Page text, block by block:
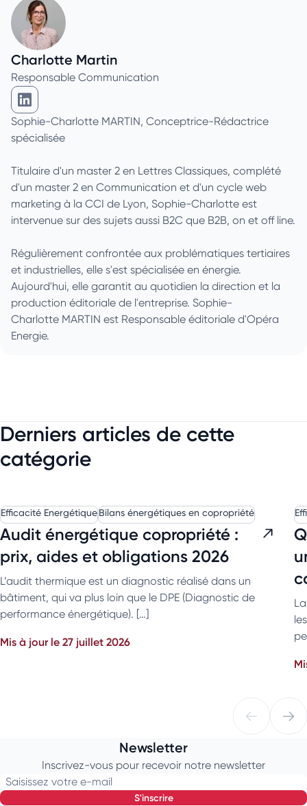
Charlotte Martin
Responsable Communication
Charlotte Martin sur Linkedin
Sophie-Charlotte MARTIN, Conceptrice-Rédactrice
spécialisée
Titulaire d'un master 2 en Lettres Classiques, complété
d'un master 2 en Communication et d'un cycle web
marketing à la CCI de Lyon, Sophie-Charlotte est
intervenue sur des sujets aussi B2C que B2B, on et off line.
Régulièrement confrontée aux problématiques tertiaires
et industrielles, elle s'est spécialisée en énergie.
Aujourd'hui, elle garantit au quotidien la direction et la
production éditoriale de l'entreprise. Sophie-
Charlotte MARTIN est Responsable éditoriale d'Opéra
Energie.
Derniers articles de cette
catégorie
Efficacité EnergétiqueBilans énergétiques en copropriété
Audit énergétique copropriété :
prix, aides et obligations 2026
L’audit thermique est un diagnostic réalisé dans un
bâtiment, qui va plus loin que le DPE (Diagnostic de
performance énergétique). […]
Mis à jour le 27 juillet 2026
Newsletter
Inscrivez-vous pour recevoir notre newsletter
Saisissez votre e-mail
s'inscrire